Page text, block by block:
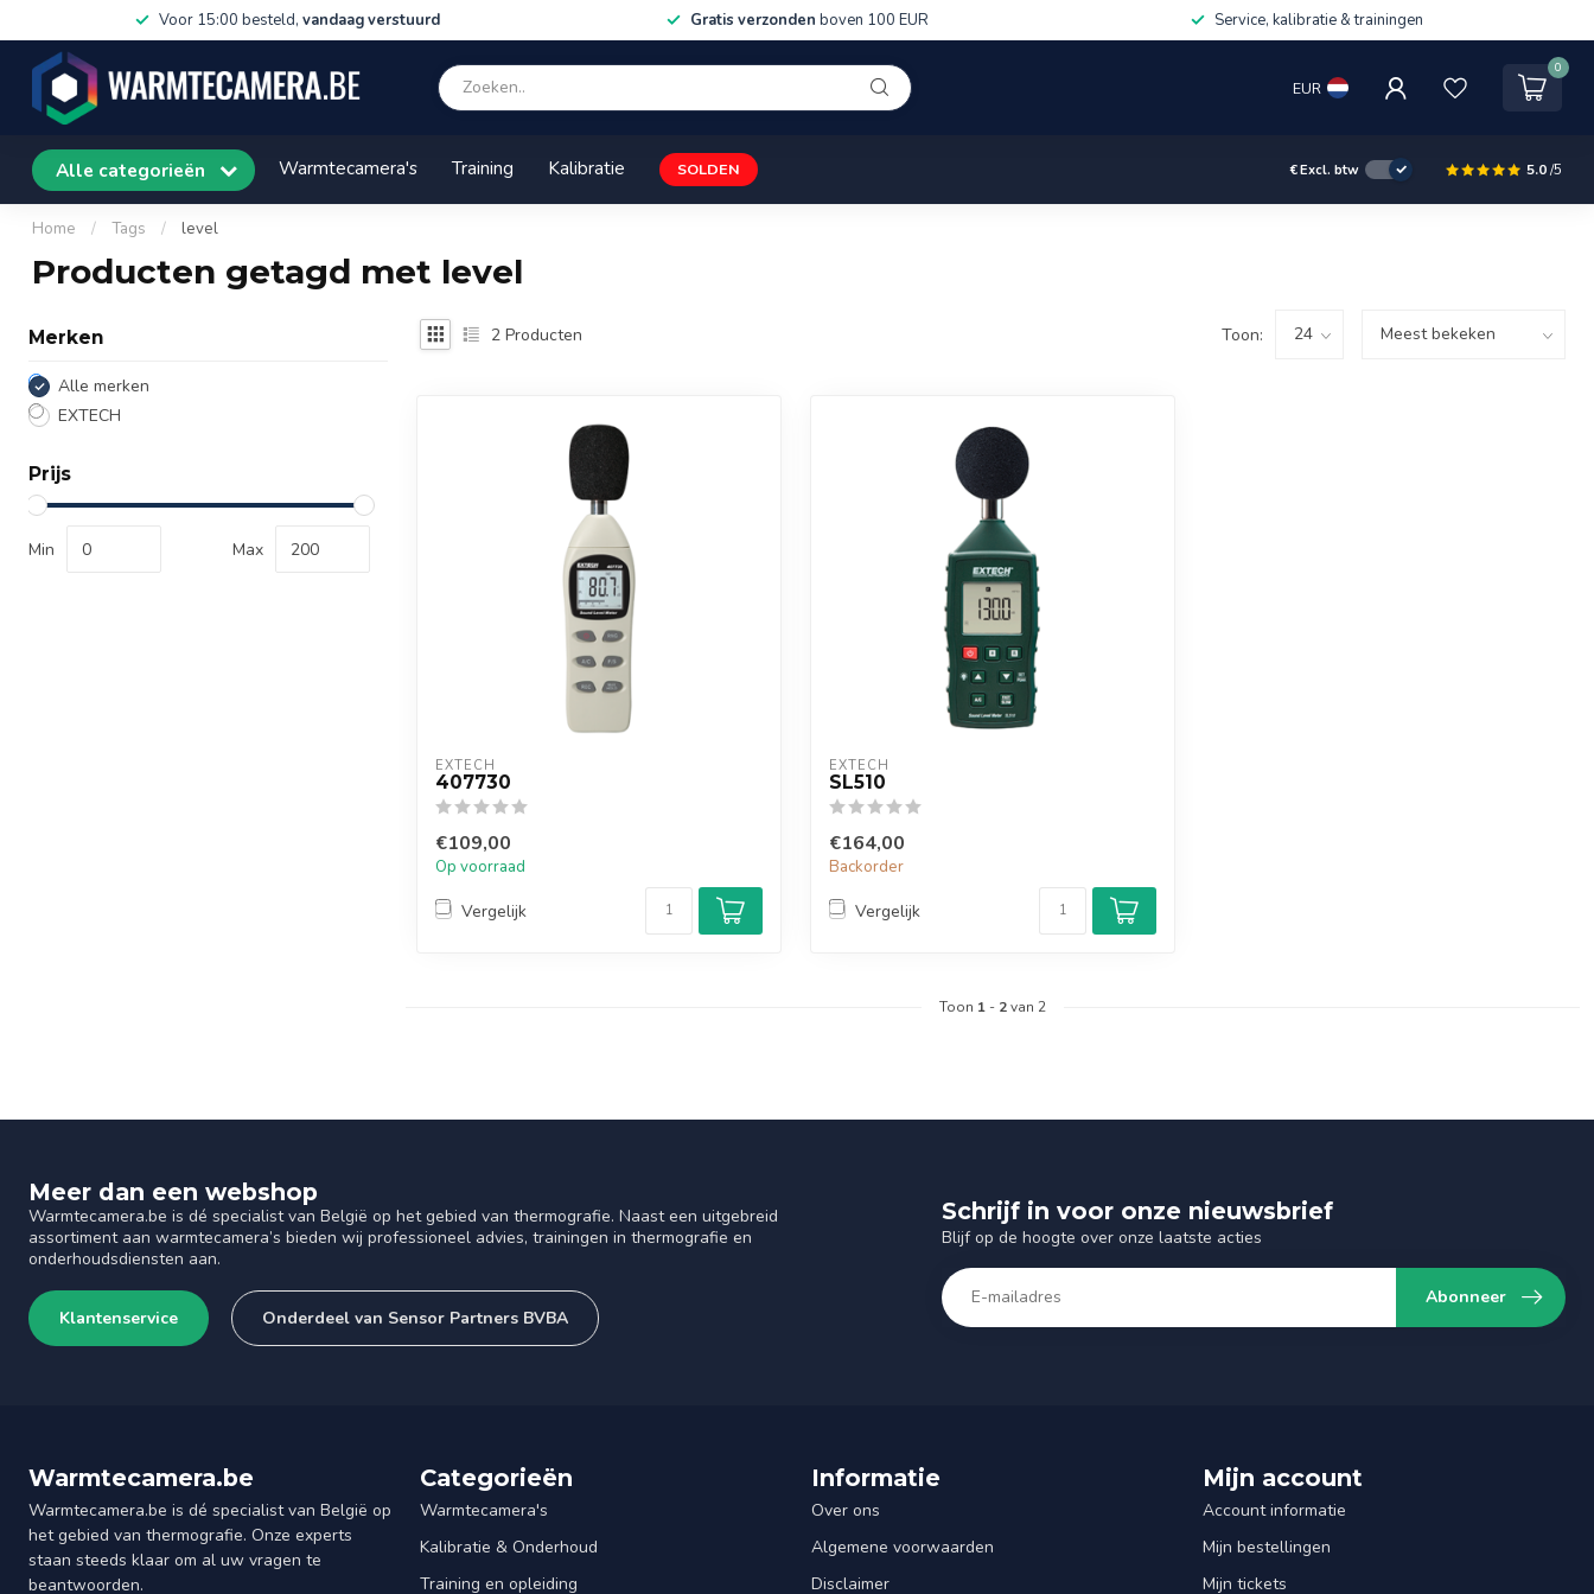
Voor 15:00 besteld, vandaag verstuurd Gratis verzonden boven 100 EUR Service, kalibratie & trainingen
EUR
0
Alle categorieën Warmtecamera's Training Kalibratie SOLDEN €Excl. btw 5.0/5
Home / Tags / level
Producten getagd met level
Merken
Alle merken
EXTECH
Prijs
Min Max
2 Producten Toon:
EXTECH
407730
€109,00
Op voorraad
Vergelijk
EXTECH
SL510
€164,00
Backorder
Vergelijk
Toon 1 - 2van 2
Meer dan een webshop
Warmtecamera.be is dé specialist van België op het gebied van thermografie. Naast een uitgebreid
assortiment aan warmtecamera’s bieden wij professioneel advies, trainingen in thermografie en
onderhoudsdiensten aan.
Klantenservice Onderdeel van Sensor Partners BVBA
Schrijf in voor onze nieuwsbrief
Blijf op de hoogte over onze laatste acties
Abonneer
Warmtecamera.be
Warmtecamera.be is dé specialist van België op
het gebied van thermografie. Onze experts
staan steeds klaar om al uw vragen te
beantwoorden.
Categorieën
Warmtecamera's
Kalibratie & Onderhoud
Training en opleiding
Informatie
Over ons
Algemene voorwaarden
Disclaimer
Mijn account
Account informatie
Mijn bestellingen
Mijn tickets